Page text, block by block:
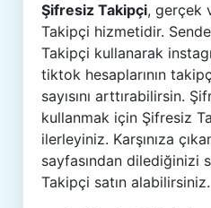
Şifresiz Takipçi, gerçek
Takipçi hizmetidir.
Takipçi kullanarak
tiktok hesaplarının
sayısını arttırabilirsin.
kullanmak için Şifresiz
ilerleyiniz. Karşınıza
sayfasından dilediğinizi
Takipçi satın alabilirsiniz.